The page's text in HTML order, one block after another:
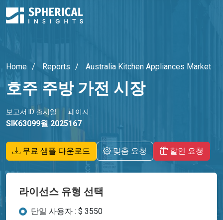
Home Reports Australia Kitchen Appliances Market
호주 주방 가전 시장
보고서 ID
SIK6309
출시일
9월 2025
페이지
167
무료 샘플 다운로드 맞춤 요청 할인 요청
라이선스 유형 선택
단일 사용자 : $ 3550